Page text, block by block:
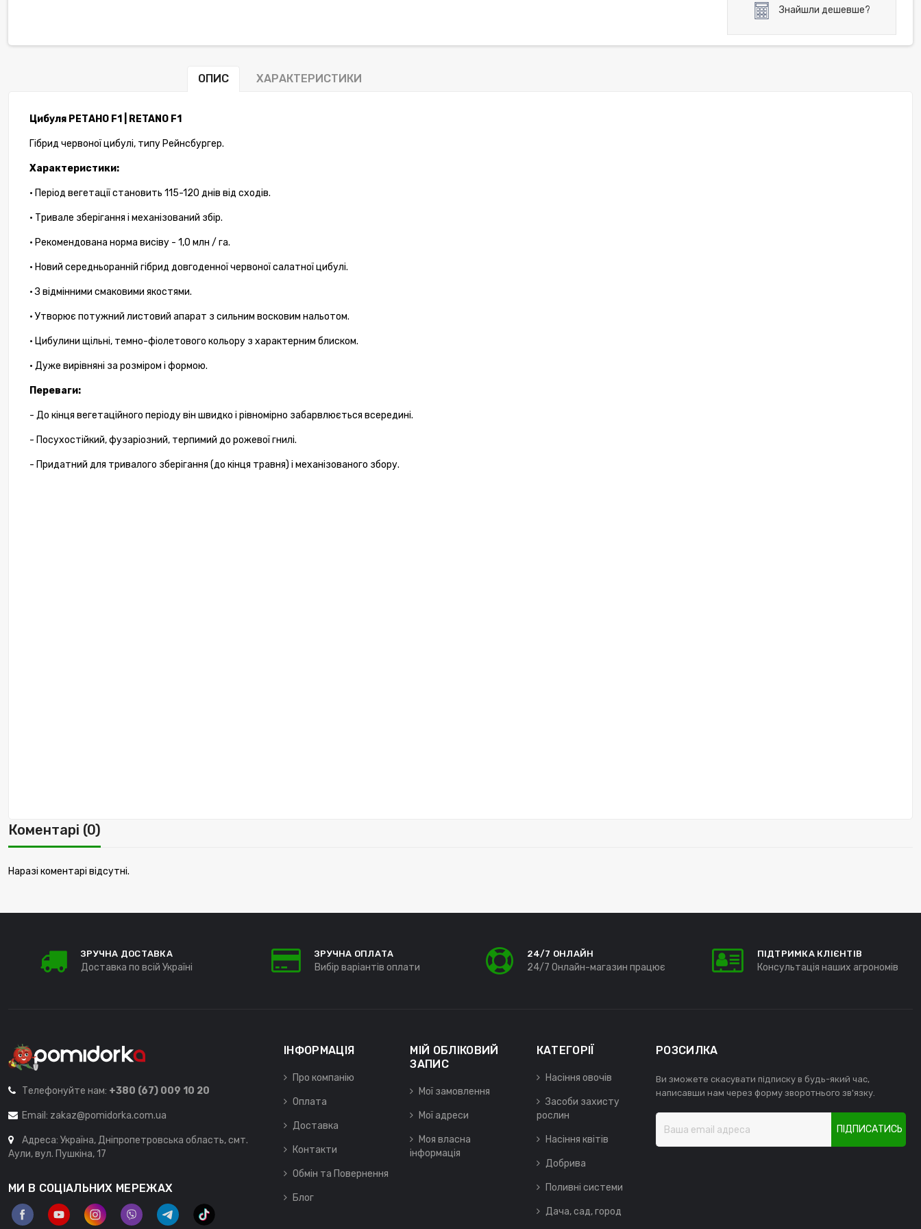
Знайшли дешевше?
ОПИС ХАРАКТЕРИСТИКИ
Цибуля РЕТАНО F1 | RETANO F1
Гібрид червоної цибулі, типу Рейнсбургер.
Характеристики:
• Період вегетації становить 115-120 днів від сходів.
• Тривале зберігання і механізований збір.
• Рекомендована норма висіву - 1,0 млн / га.
• Новий середньоранній гібрид довгоденної червоної салатної цибулі.
• З відмінними смаковими якостями.
• Утворює потужний листовий апарат з сильним восковим нальотом.
• Цибулини щільні, темно-фіолетового кольору з характерним блиском.
• Дуже вирівняні за розміром і формою.
Переваги:
- До кінця вегетаційного періоду він швидко і рівномірно забарвлюється всередині.
- Посухостійкий, фузаріозний, терпимий до рожевої гнилі.
- Придатний для тривалого зберігання (до кінця травня) і механізованого збору.
Коментарі (0)
Наразі коментарі відсутні.
ЗРУЧНА ДОСТАВКА
Доставка по всій Україні
ЗРУЧНА ОПЛАТА
Вибір варіантів оплати
24/7 ОНЛАЙН
24/7 Онлайн-магазин працює
ПІДТРИМКА КЛІЄНТІВ
Консультація наших агрономів
Телефонуйте нам: +380 (67) 009 10 20
Email: zakaz@pomidorka.com.ua
Адреса: Україна, Дніпропетровська область, смт.
Аули, вул. Пушкіна, 17
МИ В СОЦІАЛЬНИХ МЕРЕЖАХ
ІНФОРМАЦІЯ
Про компанію
Оплата
Доставка
Контакти
Обмін та Повернення
Блог
МІЙ ОБЛІКОВИЙ
ЗАПИС
Мої замовлення
Мої адреси
Моя власна
інформація
КАТЕГОРІЇ
Насіння овочів
Засоби захисту
рослин
Насіння квітів
Добрива
Поливні системи
Дача, сад, город
РОЗСИЛКА
Ви зможете скасувати підписку в будь-який час,
написавши нам через форму зворотнього зв'язку.
ПІДПИСАТИСЬ